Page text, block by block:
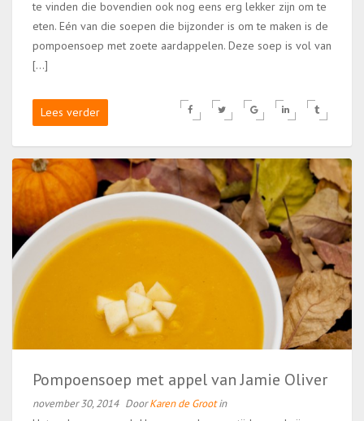
te vinden die bovendien ook nog eens erg lekker zijn om te
eten. Eén van die soepen die bijzonder is om te maken is de
pompoensoep met zoete aardappelen. Deze soep is vol van
[…]
Lees verder
Pompoensoep met appel van Jamie Oliver
november 30, 2014 DoorKaren de Grootin